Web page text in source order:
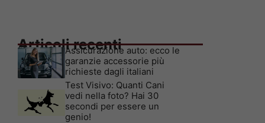
Articoli recenti
Assicurazione auto: ecco le
garanzie accessorie più
richieste dagli italiani
Test Visivo: Quanti Cani
vedi nella foto? Hai 30
secondi per essere un
genio!